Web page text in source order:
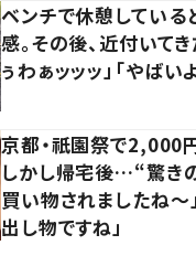
ベンチで休憩してい
感。その後、近付いて
ぅわぁッッッ」「やばい
京都・祇園祭で2,000
しかし帰宅後…“驚き
買い物されましたね～」
出し物ですね」